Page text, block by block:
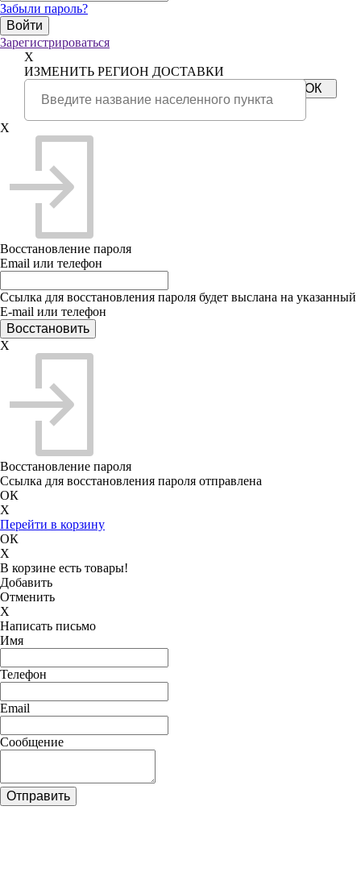
Забыли пароль?
Зарегистрироваться
X
ИЗМЕНИТЬ РЕГИОН ДОСТАВКИ
X
Восстановление пароля
Email или телефон
Ссылка для восстановления пароля будет выслана на указанный
E-mail или телефон
X
Восстановление пароля
Ссылка для восстановления пароля отправлена
ОК
X
Перейти в корзину
ОК
X
В корзине есть товары!
Добавить
Отменить
X
Написать письмо
Имя
Телефон
Email
Сообщение